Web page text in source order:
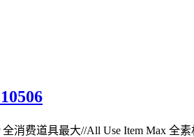
消费道具最大//All Use Item Max